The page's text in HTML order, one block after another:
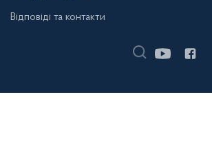
Відповіді та контакти